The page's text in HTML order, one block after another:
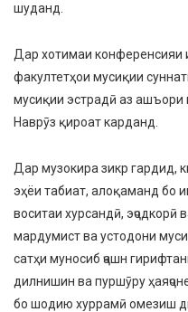
шуданд.
Дар хотимаи конференсияи
факултетҳои мусиқии
мусиқии эстрадӣ аз
Наврӯз қироат карданд.
Дар музокира зикр гардид,
эҳёи табиат, алоқаманд бо
воситаи хурсандӣ, эҷодкорӣ
мардумист ва устодони
сатҳи муносиб ҷашн
дилнишин ва пуршӯру
бо шодию хуррамӣ омезиш